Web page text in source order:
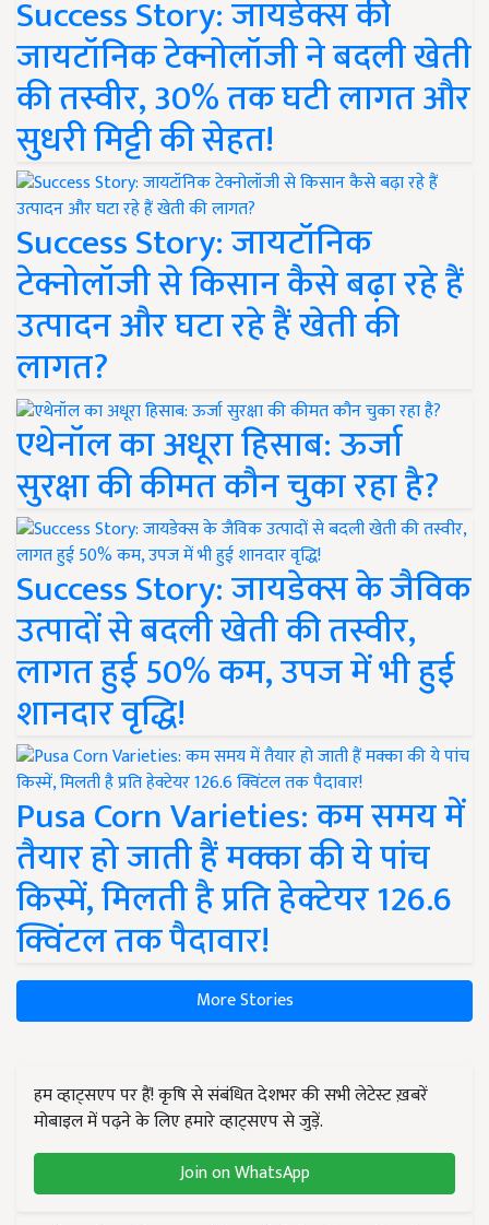
Success Story: जायडेक्स की
जायटॉनिक टेक्नोलॉजी ने बदली खेती
की तस्वीर, 30% तक घटी लागत और
सुधरी मिट्टी की सेहत!
Success Story: जायटॉनिक
टेक्नोलॉजी से किसान कैसे बढ़ा रहे हैं
उत्पादन और घटा रहे हैं खेती की
लागत?
एथेनॉल का अधूरा हिसाब: ऊर्जा
सुरक्षा की कीमत कौन चुका रहा है?
Success Story: जायडेक्स के जैविक
उत्पादों से बदली खेती की तस्वीर,
लागत हुई 50% कम, उपज में भी हुई
शानदार वृद्धि!
Pusa Corn Varieties: कम समय में
तैयार हो जाती हैं मक्का की ये पांच
किस्में, मिलती है प्रति हेक्टेयर 126.6
क्विंटल तक पैदावार!
More Stories
हम व्हाट्सएप पर हैं! कृषि से संबंधित देशभर की सभी लेटेस्ट ख़बरें
मोबाइल में पढ़ने के लिए हमारे व्हाट्सएप से जुड़ें.
Join on WhatsApp